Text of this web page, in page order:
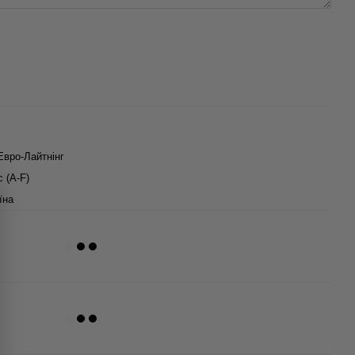
Лайтнінг
(A-F)